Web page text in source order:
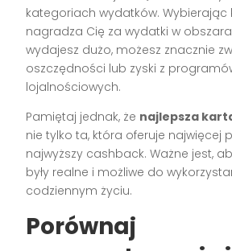
kategoriach wydatków. Wybierając
nagradza Cię za wydatki w
wydajesz dużo, możesz znacznie
oszczędności lub zyski z
lojalnościowych.
Pamiętaj jednak, że najlepsza
nie tylko ta, która oferuje najwięcej
najwyższy cashback. Ważne jest,
były realne i możliwe do
codziennym życiu.
Porównaj